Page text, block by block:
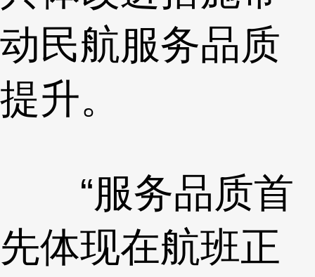
动民航服务品质
提升。
“服务品质首
先体现在航班正